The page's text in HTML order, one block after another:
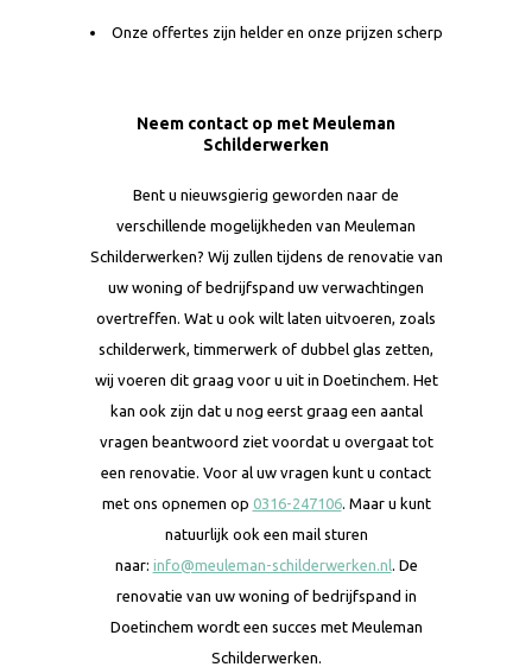
Onze offertes zijn helder en onze prijzen scherp
Neem contact op met Meuleman
Schilderwerken
Bent u nieuwsgierig geworden naar de
verschillende mogelijkheden van Meuleman
Schilderwerken? Wij zullen tijdens de renovatie van
uw woning of bedrijfspand uw verwachtingen
overtreffen. Wat u ook wilt laten uitvoeren, zoals
schilderwerk, timmerwerk of dubbel glas zetten,
wij voeren dit graag voor u uit in Doetinchem. Het
kan ook zijn dat u nog eerst graag een aantal
vragen beantwoord ziet voordat u overgaat tot
een renovatie. Voor al uw vragen kunt u contact
met ons opnemen op 0316-247106. Maar u kunt
natuurlijk ook een mail sturen
naar: info@meuleman-schilderwerken.nl. De
renovatie van uw woning of bedrijfspand in
Doetinchem wordt een succes met Meuleman
Schilderwerken.